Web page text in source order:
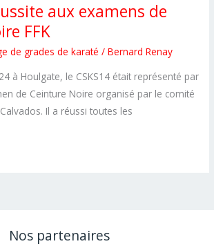
aux examens de
FFK
de grades de karaté /Bernard Renay
à Houlgate, le CSKS14 était représenté par
de Ceinture Noire organisé par le comité
Il a réussi toutes les
Nos partenaires